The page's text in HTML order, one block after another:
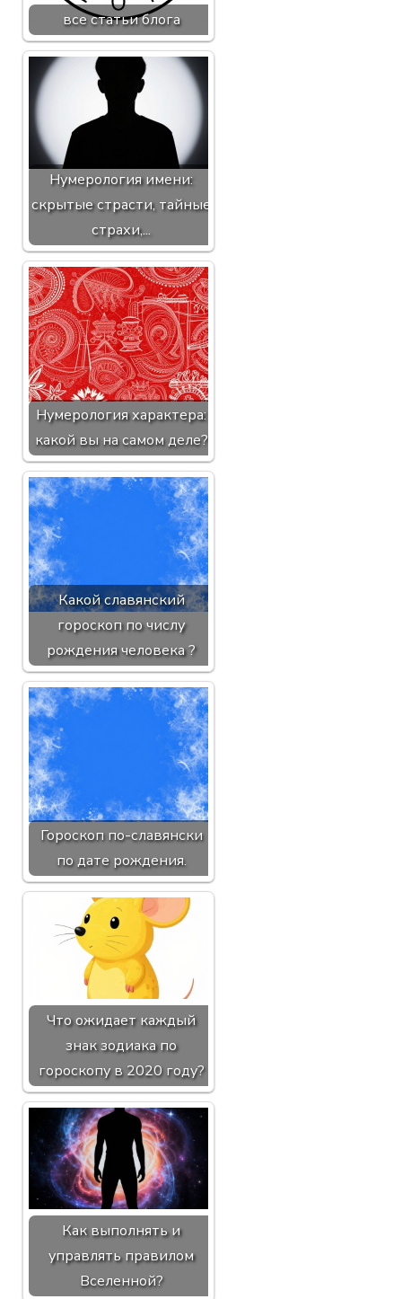
все статьи блога
Нумерология имени:
скрытые страсти, тайные
страхи,...
Нумерология характера:
какой вы на самом деле?
Какой славянский
гороскоп по числу
рождения человека ?
Гороскоп по-славянски
по дате рождения.
Что ожидает каждый
знак зодиака по
гороскопу в 2020 году?
Как выполнять и
управлять правилом
Вселенной?